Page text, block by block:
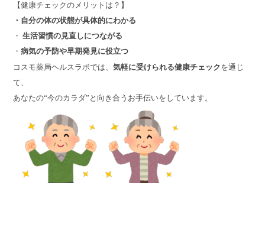
【健康チェックのメリットは？】
・自分の体の状態が具体的にわかる
・生活習慣の見直しにつながる
・病気の予防や早期発見に役立つ
コスモ薬局ヘルスラボでは、気軽に受けられる健康チェックを通じ
て、
あなたの“今のカラダ”と向き合うお手伝いをしています。